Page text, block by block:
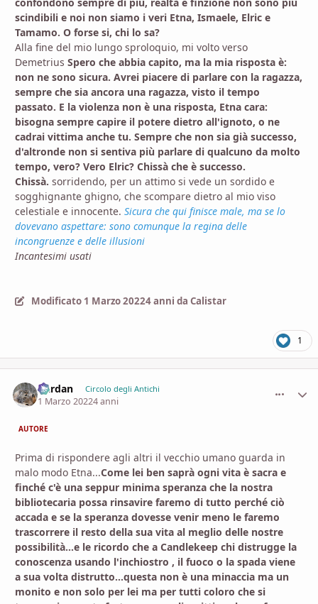
scindibili e noi non siamo i veri Etna, Ismaele, Elric e
Tamamo. O forse si, chi lo sa?
Alla fine del mio lungo sproloquio, mi volto verso
Demetrius Spero che abbia capito, ma la mia risposta è:
non ne sono sicura. Avrei piacere di parlare con la ragazza,
sempre che sia ancora una ragazza, visto il tempo
passato. E la violenza non è una risposta, Etna cara:
bisogna sempre capire il potere dietro all'ignoto, o ne
cadrai vittima anche tu. Sempre che non sia già successo,
d'altronde non si sentiva più parlare di qualcuno da molto
tempo, vero? Vero Elric? Chissà che è successo.
Chissà. sorridendo, per un attimo si vede un sordido e
sogghignante ghigno, che scompare dietro al mio viso
celestiale e innocente. Sicura che qui finisce male, ma se lo
dovevano aspettare: sono comunque la regina delle
incongruenze e delle illusioni
Incantesimi usati
Modificato 1 Marzo 20224 anni da Calistar
1
Dardan Circolo degli Antichi
1 Marzo 20224 anni
AUTORE
Prima di rispondere agli altri il vecchio umano guarda in
malo modo Etna...Come lei ben saprà ogni vita è sacra e
finché c'è una seppur minima speranza che la nostra
bibliotecaria possa rinsavire faremo di tutto perché ciò
accada e se la speranza dovesse venir meno le faremo
trascorrere il resto della sua vita al meglio delle nostre
possibilità...e le ricordo che a Candlekeep chi distrugge la
conoscenza usando l'inchiostro , il fuoco o la spada viene
a sua volta distrutto...questa non è una minaccia ma un
monito e non solo per lei ma per tutti coloro che si